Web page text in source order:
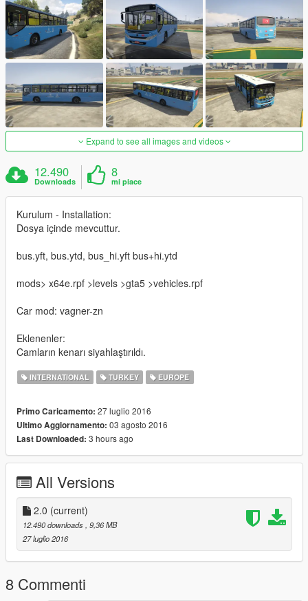
Expand to see all images and videos
12.490
Downloads
8
mi piace
Kurulum - Installation:
Dosya içinde mevcuttur.
bus.yft, bus.ytd, bus_hi.yft bus+hi.ytd
mods> x64e.rpf >levels >gta5 >vehicles.rpf
Car mod: vagner-zn
Eklenenler:
Camların kenarı siyahlaştırıldı.
INTERNATIONAL TURKEY EUROPE
Primo Caricamento: 27 luglio 2016
Ultimo Aggiornamento: 03 agosto 2016
Last Downloaded: 3 hours ago
All Versions
2.0 (current)
12.490 downloads , 9,36 MB
27 luglio 2016
8 Commenti